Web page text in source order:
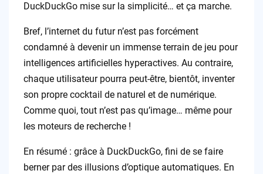
DuckDuckGo mise sur la simplicité… et ça marche.
Bref, l’internet du futur n’est pas forcément
condamné à devenir un immense terrain de jeu pour
intelligences artificielles hyperactives. Au contraire,
chaque utilisateur pourra peut-être, bientôt, inventer
son propre cocktail de naturel et de numérique.
Comme quoi, tout n’est pas qu’image… même pour
les moteurs de recherche !
En résumé : grâce à DuckDuckGo, fini de se faire
berner par des illusions d’optique automatiques. En